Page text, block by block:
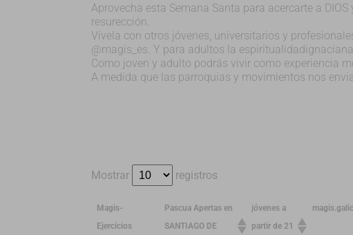
Aprovecha esta Semana Santa para acercarte a
resurección.
Vívela con otros jóvenes, universitarios y
@magis_es. Y para adultos la
Como joven y adulto podrás vivir como experiencia
A medida que las parroquias y movimientos nos
Mostrar registros
Magis-
Ejercicios
Pascua Apertas en
SANTIAGO DE
jóvenes a
partir de 21